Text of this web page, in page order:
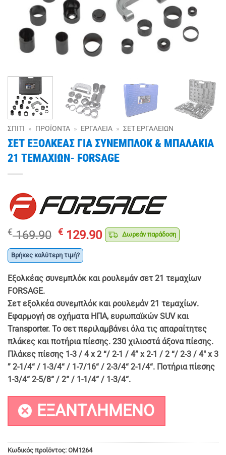
ΣΠΊΤΙ » ΠΡΟΪΌΝΤΑ » ΕΡΓΑΛΕΊΑ » ΣΕΤ ΕΡΓΑΛΕΊΩΝ
ΣΕΤ ΕΞΟΛΚΕΑΣ ΓΙΑ ΣΥΝΕΜΠΛΟΚ & ΜΠΑΛΑΚΙΑ
21 ΤΕΜΑΧΙΩΝ- FORSAGE
€169.90 Original
price
was:
€ 129.90Η
τρέχουσα
€ 129.90.
Δωρεάν παράδοση
Βρήκες καλύτερη τιμή?
Εξολκέας συνεμπλόκ και ρουλεμάν σετ 21 τεμαχίων
FORSAGE.
Σετ εξολκέα συνεμπλόκ και ρουλεμάν 21 τεμαχίων.
Εφαρμογή σε οχήματα ΗΠΑ, ευρωπαϊκών SUV και
Transporter. Το σετ περιλαμβάνει όλα τις απαραίτητες
πλάκες και ποτήρια πίεσης. 230 χιλιοστά άξονα πίεσης.
Πλάκες πίεσης 1-3 / 4 x 2 “/ 2-1 / 4” x 2-1 / 2 “/ 2-3 / 4″ x 3
” 2-1/4“ / 1-3/4“ / 1-7/16“ / 2-3/4“ 2-1/4“. Ποτήρια πίεσης
1-3/4“ 2-5/8“ / 2“ / 1-1/4“ / 1-3/4“.
ΕΞΑΝΤΛΗΜΈΝΟ
Κωδικός προϊόντος: OM1264